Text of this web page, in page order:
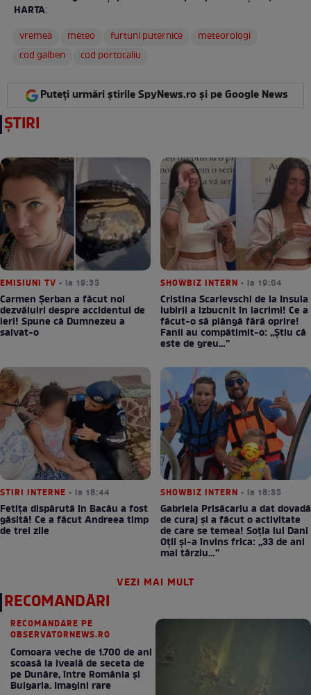
HARTA:
vremea
meteo furtuni puternice
meteorologi
cod galben
cod portocaliu
Puteți urmări știrile SpyNews.ro și pe Google News
ȘTIRI
EMISIUNI TV • la 19:35
Carmen Șerban a făcut noi
dezvăluiri despre accidentul de
ieri! Spune că Dumnezeu a
salvat-o
SHOWBIZ INTERN • la 19:04
Cristina Scarlevschi de la Insula
Iubirii a izbucnit în lacrimi! Ce a
făcut-o să plângă fără oprire!
Fanii au compătimit-o: „Știu câ
este de greu…”
STIRI INTERNE • la 18:44
Fetița dispărută în Bacău a fost
găsită! Ce a făcut Andreea timp
de trei zile
SHOWBIZ INTERN • la 18:35
Gabriela Prisăcariu a dat dovadă
de curaj și a făcut o activitate
de care se temea! Soția lui Dani
Oțil și-a învins frica: „33 de ani
mai târziu…”
VEZI MAI MULT
RECOMANDĂRI
RECOMANDARE PE
OBSERVATORNEWS.RO
Comoara veche de 1.700 de ani
scoasă la iveală de seceta de
pe Dunăre, între România şi
Bulgaria. Imagini rare